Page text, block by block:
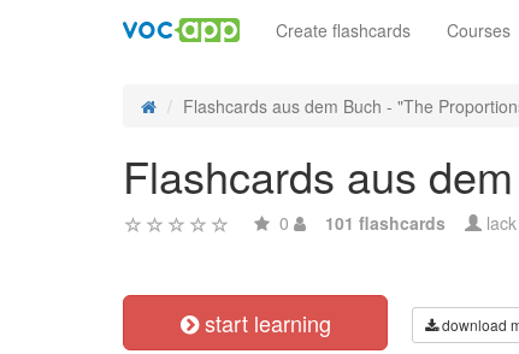
Create flashcards Courses
Flashcards aus dem Buch - "The
Flashcards aus
0 101 flashcards lack
start learning download